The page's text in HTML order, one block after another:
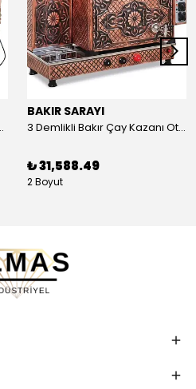
25 Litre
BAKIR SARAYI
3 Demlikli Bakır Çay Kazanı Otomatik, 30 Litre
₺ 31,588.49
2 Boyut